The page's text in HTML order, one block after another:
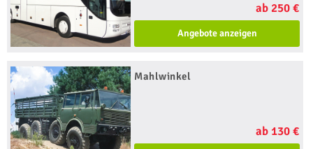
ab 250 €
Angebote anzeigen
Mahlwinkel
ab 130 €